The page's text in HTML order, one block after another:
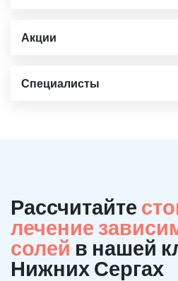
Акции
Специалисты
Рассчитайте
лечение
солей в нашей
Нижних Сергах